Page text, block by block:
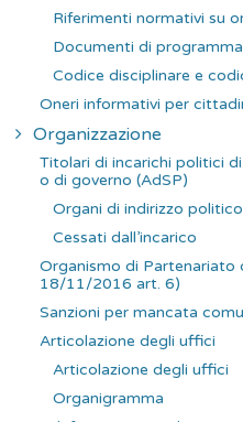
Riferimenti normativi su
Documenti di
Codice disciplinare e
Oneri informativi per
Organizzazione
Titolari di incarichi politici
o di governo (AdSP)
Organi di indirizzo
Cessati dall’incarico
Organismo di Partenariato
18/11/2016 art. 6)
Sanzioni per mancata
Articolazione degli uffici
Articolazione degli uffici
Organigramma